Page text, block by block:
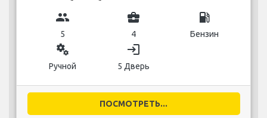
group
5
business_center
4
local_gas_station
Бензин
miscellaneous_services
Ручной
login
5 Дверь
ПОСМОТРЕТЬ...